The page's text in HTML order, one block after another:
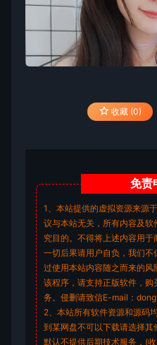
收藏 (0)
免责
1、本站提供的虚拟资源来源
议与本站无关，所有内容及
究目的。不得将上述内容用于
一切后果请用户自负，我们
过使用本站内容随之而来的
该程序，请支持正版软件，
务。侵删请致信E-mail：
2、本站所有软件资源和源码
到某网盘不可以下载请选择
默认不提供后期技术服务，(